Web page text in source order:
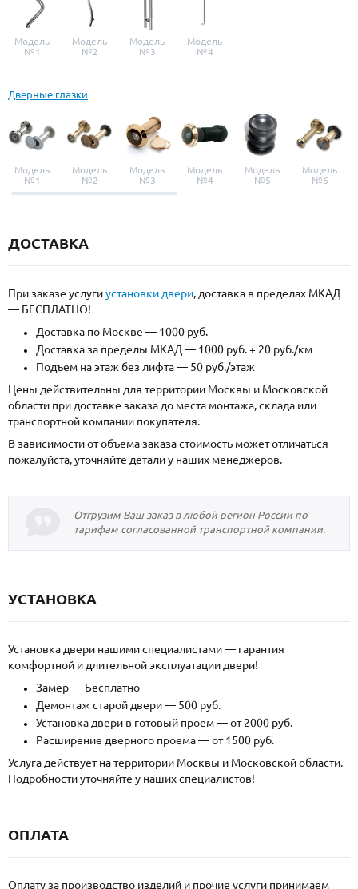
Модель
№1
Модель
№2
Модель
№3
Модель
№4
Дверные глазки
Модель
№1
Модель
№2
Модель
№3
Модель
№4
Модель
№5
Модель
№6
ДОСТАВКА
При заказе услугиустановки двери, доставка в пределах МКАД
— БЕСПЛАТНО!
Доставка по Москве — 1000 руб.
Доставка за пределы МКАД — 1000 руб. + 20 руб./км
Подъем на этаж без лифта — 50 руб./этаж
Цены действительны для территории Москвы и Московской
области при доставке заказа до места монтажа, склада или
транспортной компании покупателя.
В зависимости от объема заказа стоимость может отличаться —
пожалуйста, уточняйте детали у наших менеджеров.
Отгрузим Ваш заказ в любой регион России по
тарифам согласованной транспортной компании.
УСТАНОВКА
Установка двери нашими специалистами — гарантия
комфортной и длительной эксплуатации двери!
Замер — Бесплатно
Демонтаж старой двери — 500 руб.
Установка двери в готовый проем — от 2000 руб.
Расширение дверного проема — от 1500 руб.
Услуга действует на территории Москвы и Московской области.
Подробности уточняйте у наших специалистов!
ОПЛАТА
Оплату за производство изделий и прочие услуги принимаем